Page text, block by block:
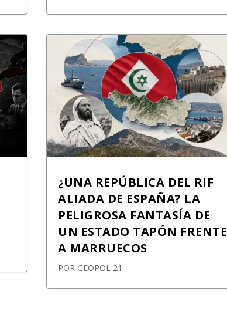
¿UNA REPÚBLICA DEL RIF
ALIADA DE ESPAÑA? LA
PELIGROSA FANTASÍA DE
UN ESTADO TAPÓN FRENTE
A MARRUECOS
POR GEOPOL 21